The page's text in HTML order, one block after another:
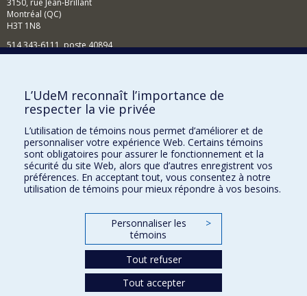
3150, rue Jean-Brillant
Montréal (QC)
H3T 1N8
514 343-6111, poste 40894
Comment soutenir l'École?
BESOIN D'AIDE?
Plan du site
Signaler une erreur
Accessibilité
FACULTÉ DES ARTS ET DES SCIENCES
Nos départements et écoles
L’UdeM reconnaît l’importance de
respecter la vie privée
L’utilisation de témoins nous permet d’améliorer et de
personnaliser votre expérience Web. Certains témoins
sont obligatoires pour assurer le fonctionnement et la
sécurité du site Web, alors que d’autres enregistrent vos
préférences. En acceptant tout, vous consentez à notre
utilisation de témoins pour mieux répondre à vos besoins.
Personnaliser les
témoins
>
Tout refuser
Tout accepter